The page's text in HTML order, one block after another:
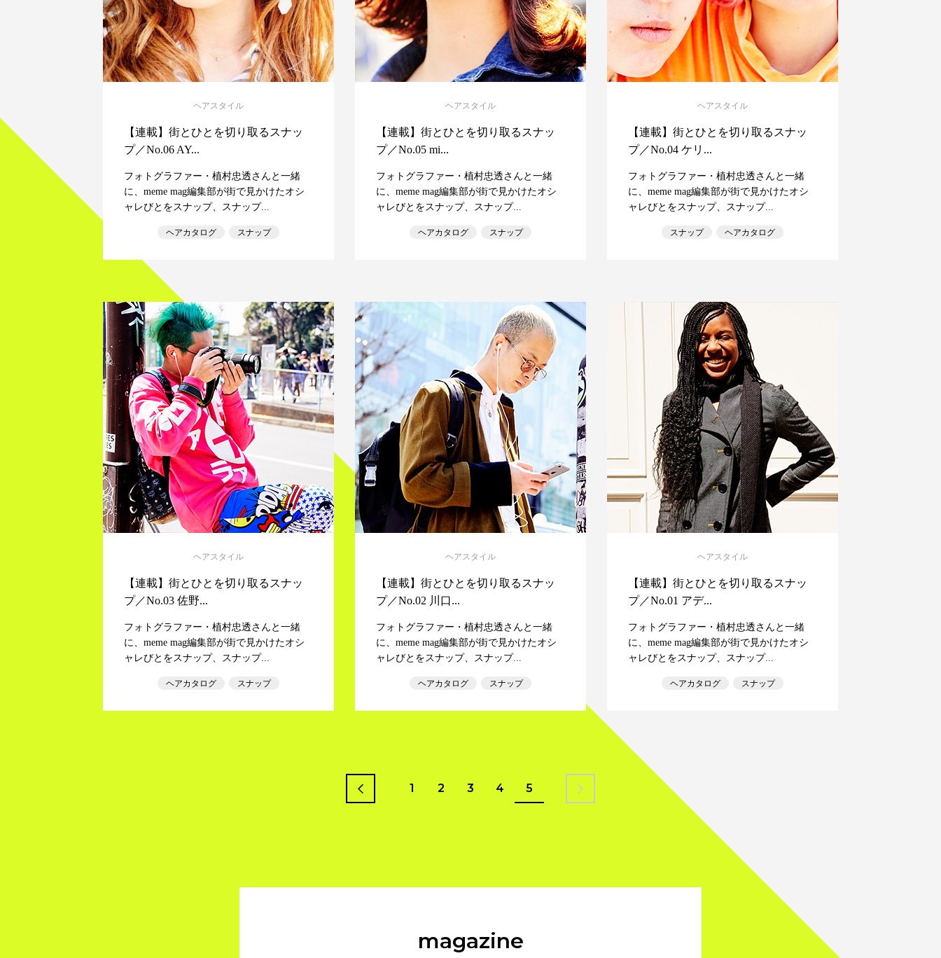
ヘアスタイル
【連載】街とひとを切り取るスナッ
プ／No.06 AY...
フォトグラファー・植村忠透さんと一緒
に、meme mag編集部が街で見かけたオシ
ャレびとをスナップ、スナップ...
ヘアカタログ スナップ
ヘアスタイル
【連載】街とひとを切り取るスナッ
プ／No.05 mi...
フォトグラファー・植村忠透さんと一緒
に、meme mag編集部が街で見かけたオシ
ャレびとをスナップ、スナップ...
ヘアカタログ スナップ
ヘアスタイル
【連載】街とひとを切り取るスナッ
プ／No.04 ケリ...
フォトグラファー・植村忠透さんと一緒
に、meme mag編集部が街で見かけたオシ
ャレびとをスナップ、スナップ...
スナップ ヘアカタログ
ヘアスタイル
【連載】街とひとを切り取るスナッ
プ／No.03 佐野...
フォトグラファー・植村忠透さんと一緒
に、meme mag編集部が街で見かけたオシ
ャレびとをスナップ、スナップ...
ヘアカタログ スナップ
ヘアスタイル
【連載】街とひとを切り取るスナッ
プ／No.02 川口...
フォトグラファー・植村忠透さんと一緒
に、meme mag編集部が街で見かけたオシ
ャレびとをスナップ、スナップ...
ヘアカタログ スナップ
ヘアスタイル
【連載】街とひとを切り取るスナッ
プ／No.01 アデ...
フォトグラファー・植村忠透さんと一緒
に、meme mag編集部が街で見かけたオシ
ャレびとをスナップ、スナップ...
ヘアカタログ スナップ
1 2 3 4 5
magazine